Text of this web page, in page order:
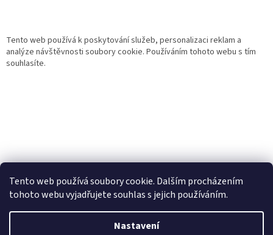
Tento web používá soubory cookie. Dalším procházením
tohoto webu vyjadřujete souhlas s jejich používáním.
Nastavení
Tento web používá k poskytování služeb, personalizaci reklam a
analýze návštěvnosti soubory cookie. Používáním tohoto webu s tím
souhlasíte.